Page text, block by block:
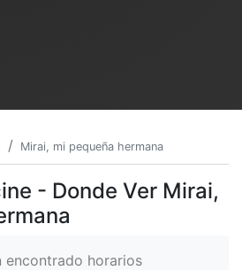
Mirai, mi pequeña hermana
- Donde Ver Mirai,
encontrado horarios